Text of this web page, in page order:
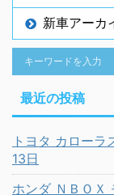
新車アーカ
最近の投稿
トヨタ カロー
13日
ホンダ ＮＢＯＸ